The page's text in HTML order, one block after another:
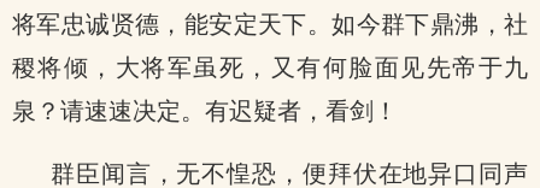
将军忠诚贤德，能安定天下。如今群下鼎沸，社
稷将倾，大将军虽死，又有何脸面见先帝于九
泉？请速速决定。有迟疑者，看剑！
群臣闻言，无不惶恐，便拜伏在地异口同声